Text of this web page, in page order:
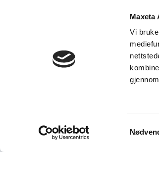
Maxeta
Vi
Maxeta AS har forsynt Norge med
© 2026 Maxeta AS. Alle rettigheter